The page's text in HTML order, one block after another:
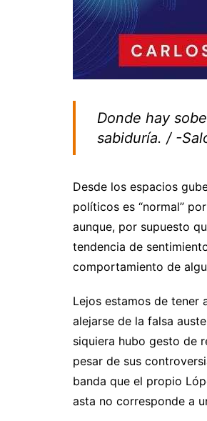
Donde hay
sabiduría. / -
Desde los espacios
políticos es “normal”
aunque, por supuesto
tendencia de
comportamiento de
Lejos estamos de tener
alejarse de la falsa
siquiera hubo gesto de
pesar de sus
banda que el propio
asta no corresponde a